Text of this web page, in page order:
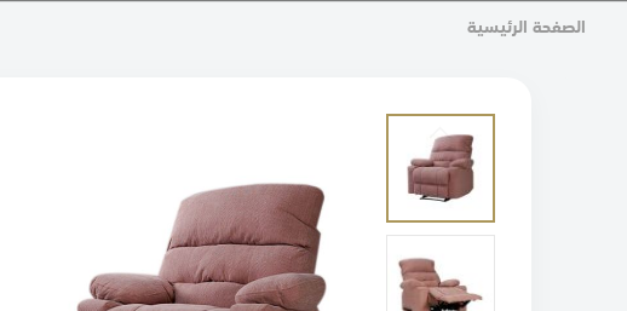
الصفحة الرئيسية
انتقل
إلى
النهاية
معرض
الصور